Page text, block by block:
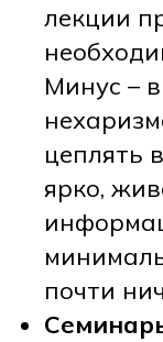
лекции
Минус –
цеплять
ярко,
почти